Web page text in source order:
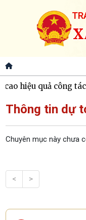
hiệu quả công
Thông tin dự
Chuyên mục này chưa
< >